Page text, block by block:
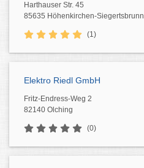
Harthauser Str. 45
85635 Höhenkirchen-Siegertsbrunn
(1)
Elektro Riedl GmbH
Fritz-Endress-Weg 2
82140 Olching
(0)